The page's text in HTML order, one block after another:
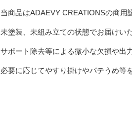
当商品はADAEVY CREATIONSの商
未塗装、未組み立ての状態でお届けい
サポート除去等による微小な欠損や出
必要に応じてやすり掛けやパテうめ等